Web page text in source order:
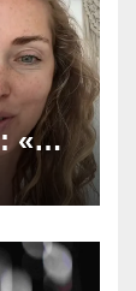
«Un
di